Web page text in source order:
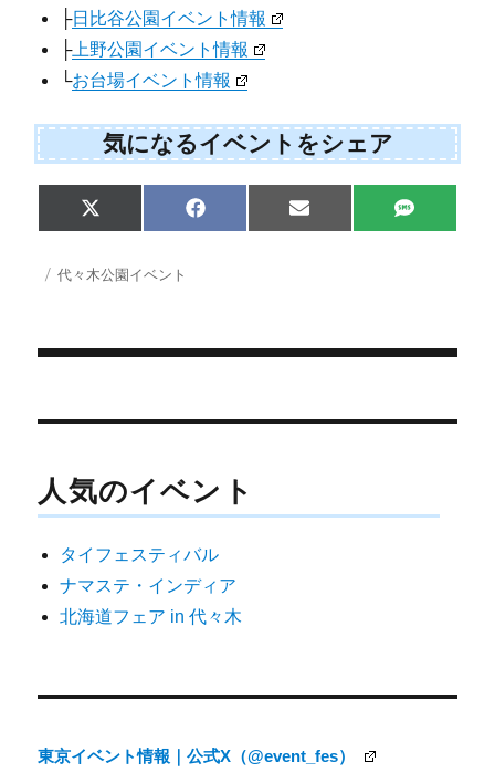
├日比谷公園イベント情報
├上野公園イベント情報
└お台場イベント情報
気になるイベントをシェア
Share
on
X
(
w
i
r
Share
on
F
a
Share
on
E
m
Share
on
S
M
投 カ
代々木公園イベント
稿
ビ
ー
シ
人気のイベント
タイフェスティバル
ナマステ・インディア
北海道フェア in 代々木
東京イベント情報｜公式X（@event_fes）